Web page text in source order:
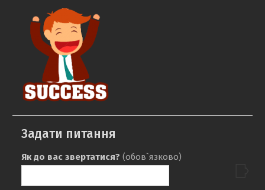
Задати питання
Як до вас звертатися? (обов`язково)